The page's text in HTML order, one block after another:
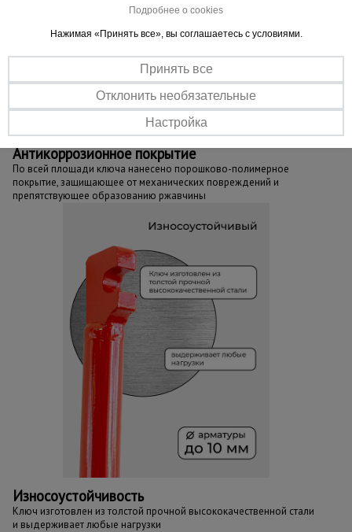
Важные преимущества –
эффективная работа
Простота и эффективность
Трудозатраты компенсируются удобством и простой
использования. Нет необходимости в специальных знаниях.
Догибка арматуры может производиться непосредственно в
Антикоррозионное покрытие
По всей площади ключа нанесено порошково-полимерное
покрытие, защищающее от механических повреждений и
препятствующее образованию ржавчины
Износоустойчивость
Ключ изготовлен из толстой прочной высококачественной стали
и выдерживает любые нагрузки
Подробнее о cookies
Нажимая «Принять все», вы соглашаетесь с условиями.
Принять все
Отклонить необязательные
Настройка